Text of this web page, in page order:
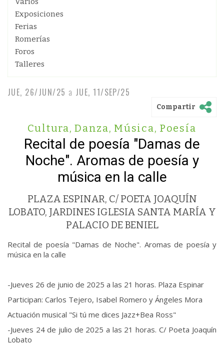
Exposiciones
Ferias
Romerías
Foros
Talleres
JUE, 26/JUN/25 a JUE, 11/SEP/25
Compartir
Cultura, Danza, Música, Poesía
Recital de poesía "Damas de
Noche". Aromas de poesía y
música en la calle
PLAZA ESPINAR, C/ POETA JOAQUÍN
LOBATO, JARDINES IGLESIA SANTA MARÍA Y
PALACIO DE BENIEL
Recital de poesía "Damas de Noche". Aromas de poesía y
música en la calle
-Jueves 26 de junio de 2025 a las 21 horas. Plaza Espinar
Participan: Carlos Tejero, Isabel Romero y Ángeles Mora
Actuación musical "Si tú me dices Jazz+Bea Ross"
-Jueves 24 de julio de 2025 a las 21 horas. C/ Poeta Joaquín
Lobato